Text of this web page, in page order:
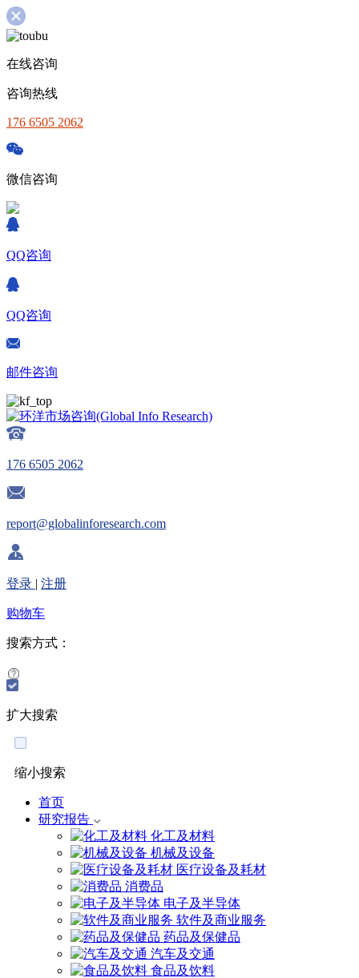
在线咨询
咨询热线
176 6505 2062
微信咨询
QQ咨询
QQ咨询
邮件咨询
176 6505 2062
report@globalinforesearch.com
登录 | 注册
购物车
搜索方式：
扩大搜索
缩小搜索
首页
研究报告
化工及材料
机械及设备
医疗设备及耗材
消费品
电子及半导体
软件及商业服务
药品及保健品
汽车及交通
食品及饮料